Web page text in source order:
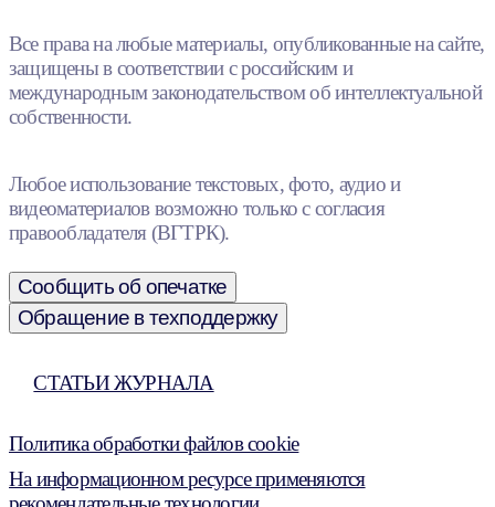
Все права на любые материалы, опубликованные на сайте,
защищены в соответствии с российским и
международным законодательством об интеллектуальной
собственности.
Любое использование текстовых, фото, аудио и
видеоматериалов возможно только с согласия
правообладателя (ВГТРК).
Сообщить об опечатке
Обращение в техподдержку
СТАТЬИ ЖУРНАЛА
Политика обработки файлов cookie
На информационном ресурсе применяются